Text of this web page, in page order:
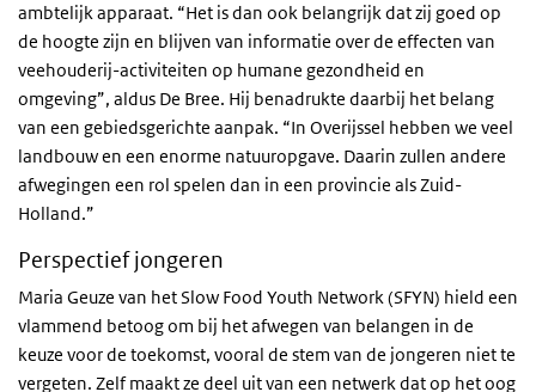
ambtelijk apparaat. “Het is dan ook belangrijk dat zij goed op
de hoogte zijn en blijven van informatie over de effecten van
veehouderij-activiteiten op humane gezondheid en
omgeving”, aldus De Bree. Hij benadrukte daarbij het belang
van een gebiedsgerichte aanpak. “In Overijssel hebben we veel
landbouw en een enorme natuuropgave. Daarin zullen andere
afwegingen een rol spelen dan in een provincie als Zuid-
Holland.”
Perspectief jongeren
Maria Geuze van het Slow Food Youth Network (SFYN) hield een
vlammend betoog om bij het afwegen van belangen in de
keuze voor de toekomst, vooral de stem van de jongeren niet te
vergeten. Zelf maakt ze deel uit van een netwerk dat op het oog